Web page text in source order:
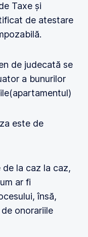
Taxe și
de atestare
de judecată se
a bunurilor
este de
la caz la caz,
ar fi
însă,
onorariile